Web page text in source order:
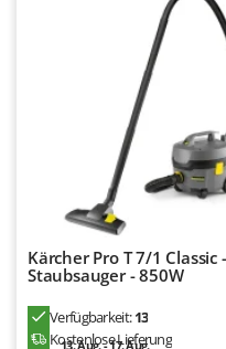
Kärcher Pro T 7/1
Staubsauger - 850W
Verfügbarkeit:13
Kostenlose Lieferung
13. Aug. - 17. Aug.